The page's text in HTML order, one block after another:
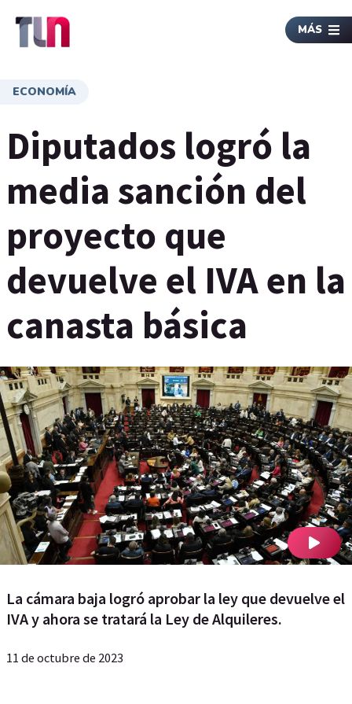
MÁS
ECONOMÍA
Diputados logró la
media sanción del
proyecto que
devuelve el IVA en la
canasta básica
La cámara baja logró aprobar la ley que devuelve el
IVA y ahora se tratará la Ley de Alquileres.
11 de octubre de 2023